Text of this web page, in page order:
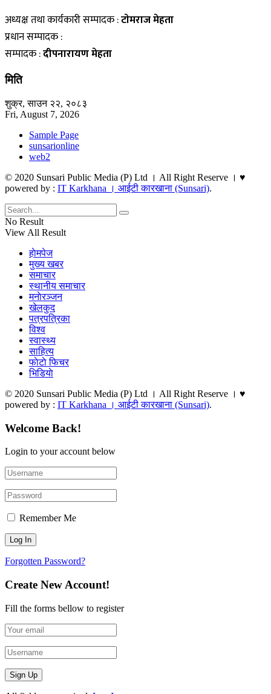
अध्यक्ष तथा कार्यकारी सम्पादक :टाेमराज मेहता
प्रधान सम्पादक :
सम्पादक :दीपनारायण मेहता
मिति
शुक्र, साउन २२, २०८३
Fri, August 7, 2026
Sample Page
sunsarionline
web2
© 2020 Sunsari Public Media (P) Ltd । All Right Reserve । ♥
powered by : IT Karkhana । आईटी कारखाना (Sunsari).
No Result
View All Result
हाेमपेज
मुख्य खबर
समाचार
स्थानीय समाचार
मनाेरञ्जन
खेलकुद
पत्रपत्रिका
विश्व
स्वास्थ्य
साहित्य
फाेटाे फिचर
भिडियाे
© 2020 Sunsari Public Media (P) Ltd । All Right Reserve । ♥
powered by : IT Karkhana । आईटी कारखाना (Sunsari).
Welcome Back!
Login to your account below
Remember Me
Forgotten Password?
Create New Account!
Fill the forms bellow to register